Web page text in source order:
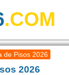
.COM
de Pisos 2026
2026